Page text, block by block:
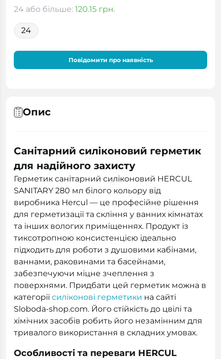
24 або більше: 120.15 грн.
24
Повідомити про наявність
Опис
Санітарний силіконовий герметик
для надійного захисту
Герметик санітарний силіконовий HERCUL
SANITARY 280 мл білого кольору від
виробника Hercul — це професійне рішення
для герметизації та скління у ванних кімнатах
та інших вологих приміщеннях. Продукт із
тиксотропною консистенцією ідеально
підходить для роботи з душовими кабінами,
ваннами, раковинами та басейнами,
забезпечуючи міцне зчеплення з
поверхнями. Придбати цей герметик можна в
категорії силіконові герметики на сайті
Sloboda-shop.com. Його стійкість до цвілі та
хімічних засобів робить його незамінним для
тривалого використання в складних умовах.
Особливості та переваги HERCUL